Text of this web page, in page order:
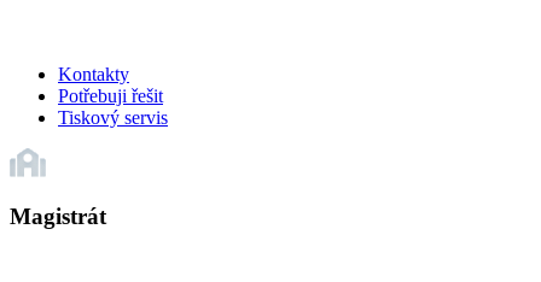
Kontakty
Potřebuji řešit
Tiskový servis
Magistrát